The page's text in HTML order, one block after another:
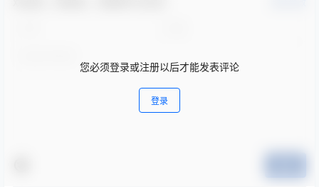
您必须登录或注册以后才能发表评论
登录